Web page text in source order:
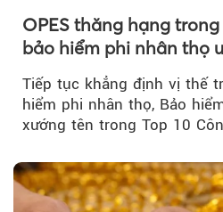
OPES thăng hạng trong
bảo hiểm phi nhân thọ
2026
Tiếp tục khẳng định vị thế
hiểm phi nhân thọ, Bảo
xướng tên trong Top 10